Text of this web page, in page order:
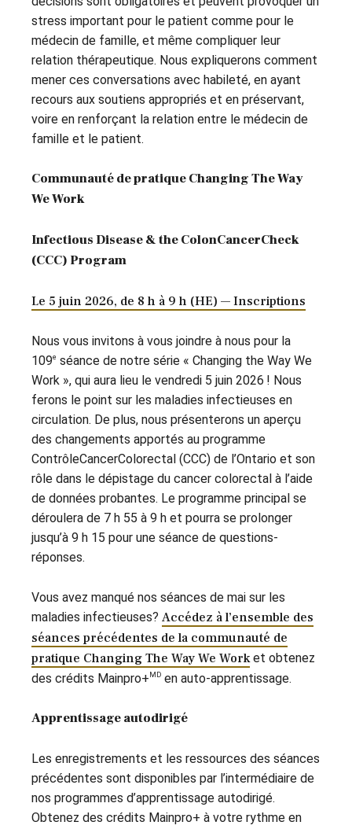
stress important pour le patient comme pour le
médecin de famille, et même compliquer leur
relation thérapeutique. Nous expliquerons comment
mener ces conversations avec habileté, en ayant
recours aux soutiens appropriés et en préservant,
voire en renforçant la relation entre le médecin de
famille et le patient.
Communauté de pratique Changing The Way
We Work
Infectious Disease & the ColonCancerCheck
(CCC) Program
Le 5 juin 2026, de 8 h à 9 h (HE) — Inscriptions
Nous vous invitons à vous joindre à nous pour la
109e séance de notre série « Changing the Way We
Work », qui aura lieu le vendredi 5 juin 2026 ! Nous
ferons le point sur les maladies infectieuses en
circulation. De plus, nous présenterons un aperçu
des changements apportés au programme
ContrôleCancerColorectal (CCC) de l’Ontario et son
rôle dans le dépistage du cancer colorectal à l’aide
de données probantes. Le programme principal se
déroulera de 7 h 55 à 9 h et pourra se prolonger
jusqu’à 9 h 15 pour une séance de questions-
réponses.
Vous avez manqué nos séances de mai sur les
maladies infectieuses? Accédez à l’ensemble des
séances précédentes de la communauté de
pratique Changing The Way We Worket obtenez
des crédits Mainpro+ MD en auto-apprentissage.
Apprentissage autodirigé
Les enregistrements et les ressources des séances
précédentes sont disponibles par l’intermédiaire de
nos programmes d’apprentissage autodirigé.
Obtenez des crédits Mainpro+ à votre rythme en